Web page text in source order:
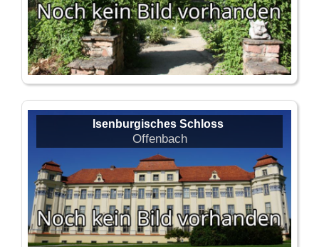
Isenburgisches Schloss
Offenbach